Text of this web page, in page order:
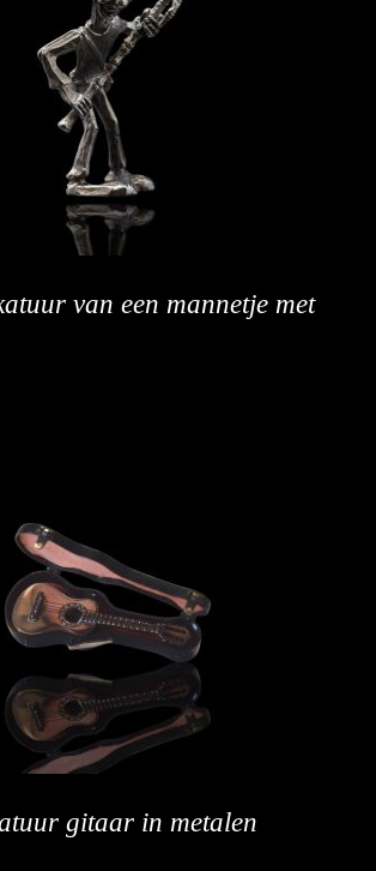
van een mannetje met
gitaar in metalen